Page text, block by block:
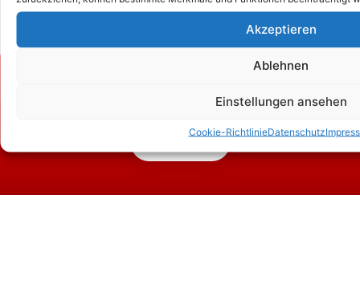
Akzeptieren
Ablehnen
Einstellungen ansehen
Cookie-RichtlinieDatenschutz